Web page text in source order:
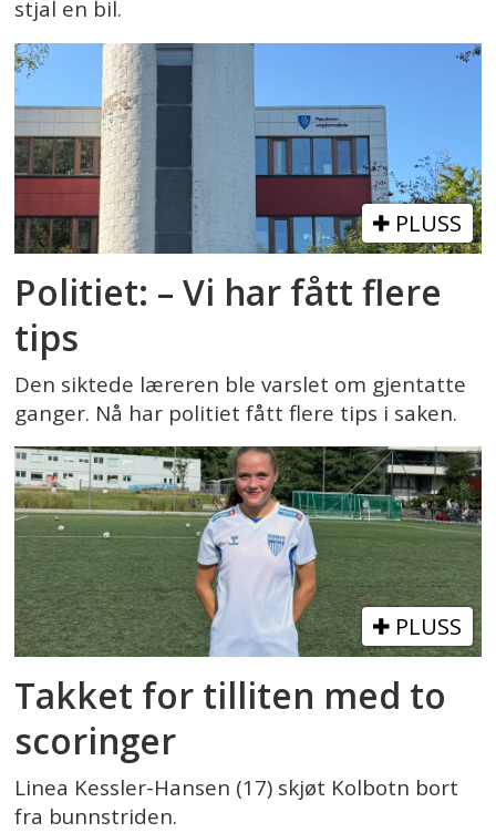
stjal en bil.
PLUSS
Politiet: – Vi har fått flere
tips
Den siktede læreren ble varslet om gjentatte
ganger. Nå har politiet fått flere tips i saken.
PLUSS
Takket for tilliten med to
scoringer
Linea Kessler-Hansen (17) skjøt Kolbotn bort
fra bunnstriden.